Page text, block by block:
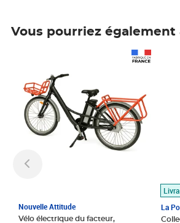
Vous pourriez également
Nouvelle Attitude
Vélo électrique du facteur,
La